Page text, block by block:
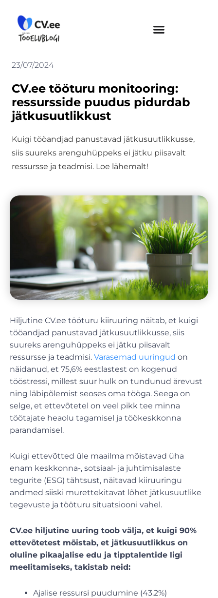
content
23/07/2024
CV.ee tööturu monitooring:
ressursside puudus pidurdab
jätkusuutlikkust
Kuigi tööandjad panustavad jätkusuutlikkusse,
siis suureks arenguhüppeks ei jätku piisavalt
ressursse ja teadmisi. Loe lähemalt!
Hiljutine CV.ee tööturu kiiruuring näitab, et kuigi
tööandjad panustavad jätkusuutlikkusse, siis
suureks arenguhüppeks ei jätku piisavalt
ressursse ja teadmisi. Varasemad uuringud on
näidanud, et 75,6% eestlastest on kogenud
tööstressi, millest suur hulk on tundunud ärevust
ning läbipõlemist seoses oma tööga. Seega on
selge, et ettevõtetel on veel pikk tee minna
töötajate heaolu tagamisel ja töökeskkonna
parandamisel.
Kuigi ettevõtted üle maailma mõistavad üha
enam keskkonna-, sotsiaal- ja juhtimisalaste
tegurite (ESG) tähtsust, näitavad kiiruuringu
andmed siiski murettekitavat lõhet jätkusuutlike
tegevuste ja tööturu situatsiooni vahel.
CV.ee hiljutine uuring toob välja, et kuigi 90%
ettevõtetest mõistab, et jätkusuutlikkus on
oluline pikaajalise edu ja tipptalentide ligi
meelitamiseks, takistab neid:
Ajalise ressursi puudumine (43.2%)